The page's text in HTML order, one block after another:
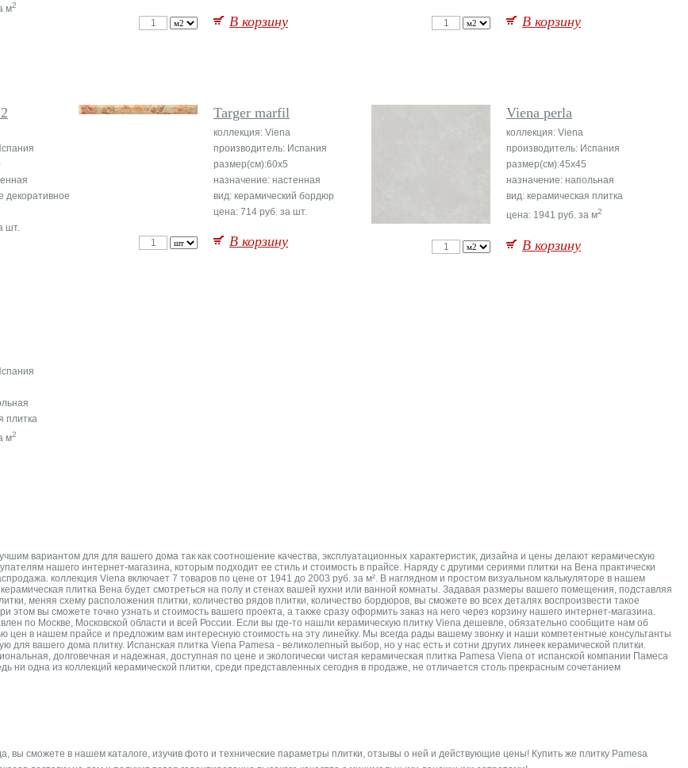
м2
В корзину В корзину
декоративное
шт.
Targer marfil
коллекция: Viena
производитель: Испания
размер(см):60x5
назначение: настенная
вид: керамический бордюр
цена: 714 руб. за шт.
В корзину
Viena perla
коллекция: Viena
производитель: Испания
размер(см):45x45
назначение: напольная
вид: керамическая плитка
цена: 1941 руб. за м2
В корзину
плитка
м2
вариантом для для вашего дома так как соотношение качества, эксплуатационных характеристик, дизайна и цены делают керамическую
нашего интернет-магазина, которым подходит ее стиль и стоимость в прайсе. Наряду с другими сериями плитки на Вена практически
коллекция Viena включает 7 товаров по цене от 1941 до 2003 руб. за м². В наглядном и простом визуальном калькуляторе в нашем
плитка Вена будет смотреться на полу и стенах вашей кухни или ванной комнаты. Задавая размеры вашего помещения, подставляя
меняя схему расположения плитки, количество рядов плитки, количество бордюров, вы сможете во всех деталях воспроизвести такое
этом вы сможете точно узнать и стоимость вашего проекта, а также сразу оформить заказ на него через корзину нашего интернет-магазина.
по Москве, Московской области и всей России. Если вы где-то нашли керамическую плитку Viena дешевле, обязательно сообщите нам об
цен в нашем прайсе и предложим вам интересную стоимость на эту линейку. Мы всегда рады вашему звонку и наши компетентные консультанты
для вашего дома плитку. Испанская плитка Viena Pamesa - великолепный выбор, но у нас есть и сотни других линеек керамической плитки.
долговечная и надежная, доступная по цене и экологически чистая керамическая плитка Pamesa Viena от испанской компании Памеса
ни одна из коллекций керамической плитки, среди представленных сегодня в продаже, не отличается столь прекрасным сочетанием
вы сможете в нашем каталоге, изучив фото и технические параметры плитки, отзывы о ней и действующие цены! Купить же плитку Pamesa